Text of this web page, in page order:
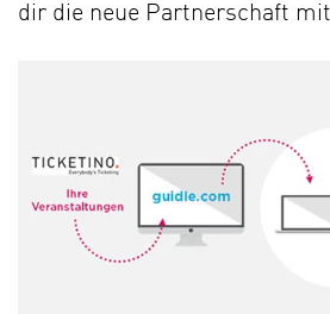
dir die neue Partnerschaft